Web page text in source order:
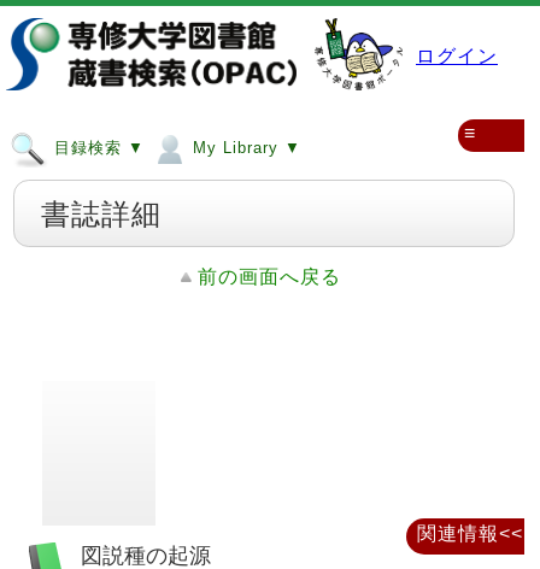
ログイン
目録検索 ▼ My Library ▼
≡
書誌詳細
前の画面へ戻る
図説種の起源
関連情報<<